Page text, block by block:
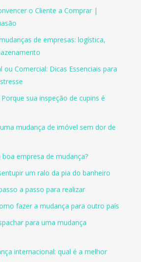
o Cliente a Comprar |
de empresas: logística,
ou Comercial: Dicas Essenciais para
sua inspeção de cupins é
mudança de imóvel sem dor de
empresa de mudança?
um ralo da pia do banheiro
a passo para realizar
fazer a mudança para outro país
para uma mudança
internacional: qual é a melhor